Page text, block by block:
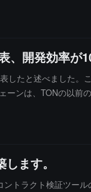
、開発効率が
たと述べました。
ンは、TONの以
ます。
トラクト検証ツー